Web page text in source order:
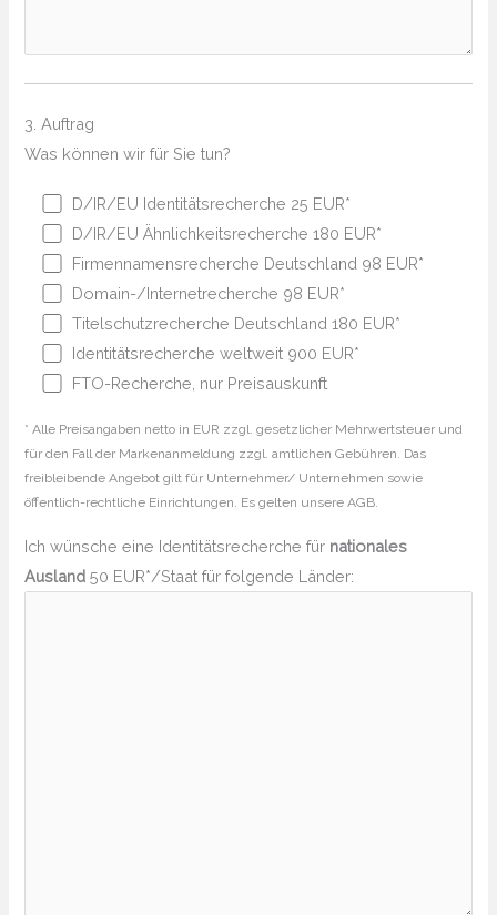
3. Auftrag
Was können wir für Sie tun?
D/IR/EU Identitätsrecherche 25 EUR*
D/IR/EU Ähnlichkeitsrecherche 180 EUR*
Firmennamensrecherche Deutschland 98 EUR*
Domain-/Internetrecherche 98 EUR*
Titelschutzrecherche Deutschland 180 EUR*
Identitätsrecherche weltweit 900 EUR*
FTO-Recherche, nur Preisauskunft
* Alle Preisangaben netto in EUR zzgl. gesetzlicher Mehrwertsteuer und
für den Fall der Markenanmeldung zzgl. amtlichen Gebühren. Das
freibleibende Angebot gilt für Unternehmer/ Unternehmen sowie
öffentlich-rechtliche Einrichtungen. Es gelten unsere AGB.
Ich wünsche eine Identitätsrecherche für nationales
Ausland 50 EUR*/Staat für folgende Länder: